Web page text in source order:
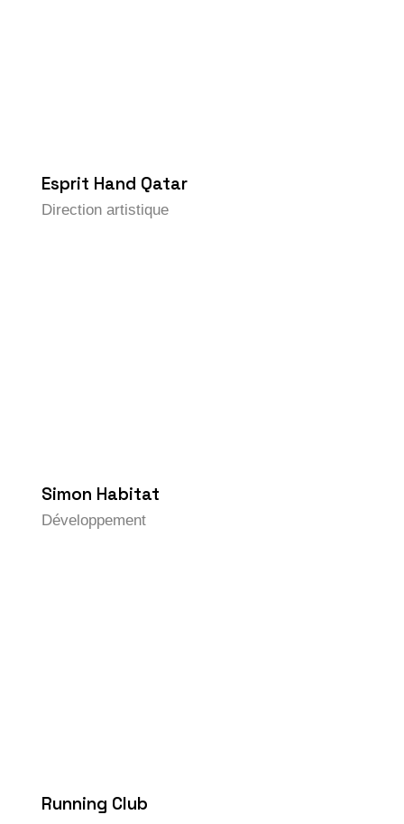
Esprit Hand Qatar
Direction artistique
Simon Habitat
Développement
Running Club